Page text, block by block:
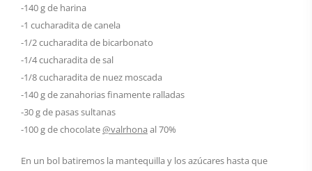
-140 g de harina
-1 cucharadita de canela
-1/2 cucharadita de bicarbonato
-1/4 cucharadita de sal
-1/8 cucharadita de nuez moscada
-140 g de zanahorias finamente ralladas
-30 g de pasas sultanas
-100 g de chocolate@valrhona al 70%
En un bol batiremos la mantequilla y los azúcares hasta que